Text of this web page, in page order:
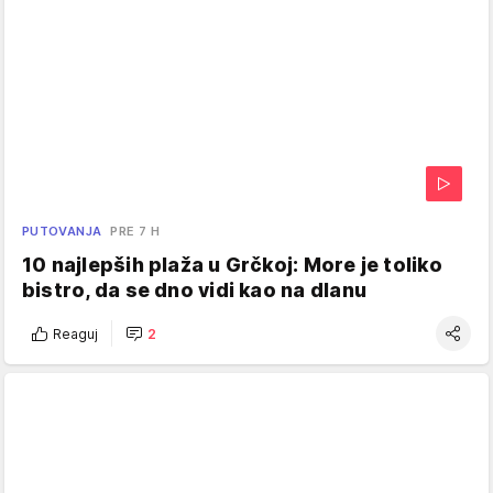
PUTOVANJA PRE 7 H
10 najlepših plaža u Grčkoj: More je toliko
bistro, da se dno vidi kao na dlanu
Reaguj 2